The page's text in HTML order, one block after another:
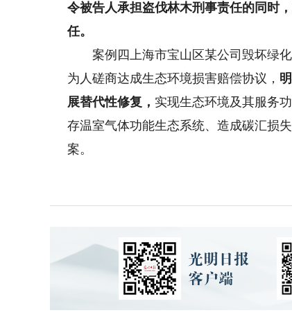
令被告人承担盗伐林木刑事责任的同时
任。
案例四上海市宝山区某公司毁坏绿化
为人磋商达成生态环境损害赔偿协议，
展替代性修复， 实现生态环境及其服务
存温室气体功能生态系统、造成碳汇损
案。